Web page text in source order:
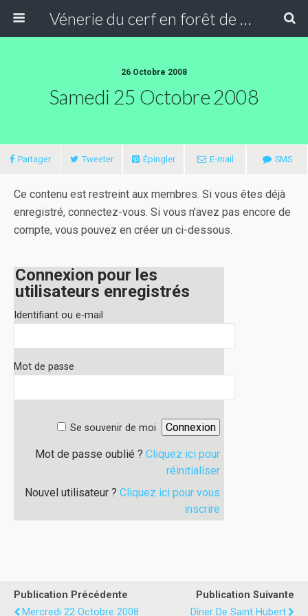
Vénerie du cerf en forêt de Compiègne
26 Octobre 2008
Samedi 25 Octobre 2008
Partager Tweeter Épingler E-mail SMS
Ce contenu est restreint aux membres. Si vous êtes déjà
enregistré, connectez-vous. Si vous n’avez pas encore de
compte, vous pouvez en créer un ci-dessous.
Connexion pour les
utilisateurs enregistrés
Identifiant ou e-mail
Mot de passe
Se souvenir de moi
Mot de passe oublié ? Cliquez ici pour
réinitialiser
Nouvel utilisateur ? Cliquez ici pour vous
inscrire
Publication Précédente
Mercredi 22 Octobre 2008
Publication Suivante
Dîner De Saint Hubert